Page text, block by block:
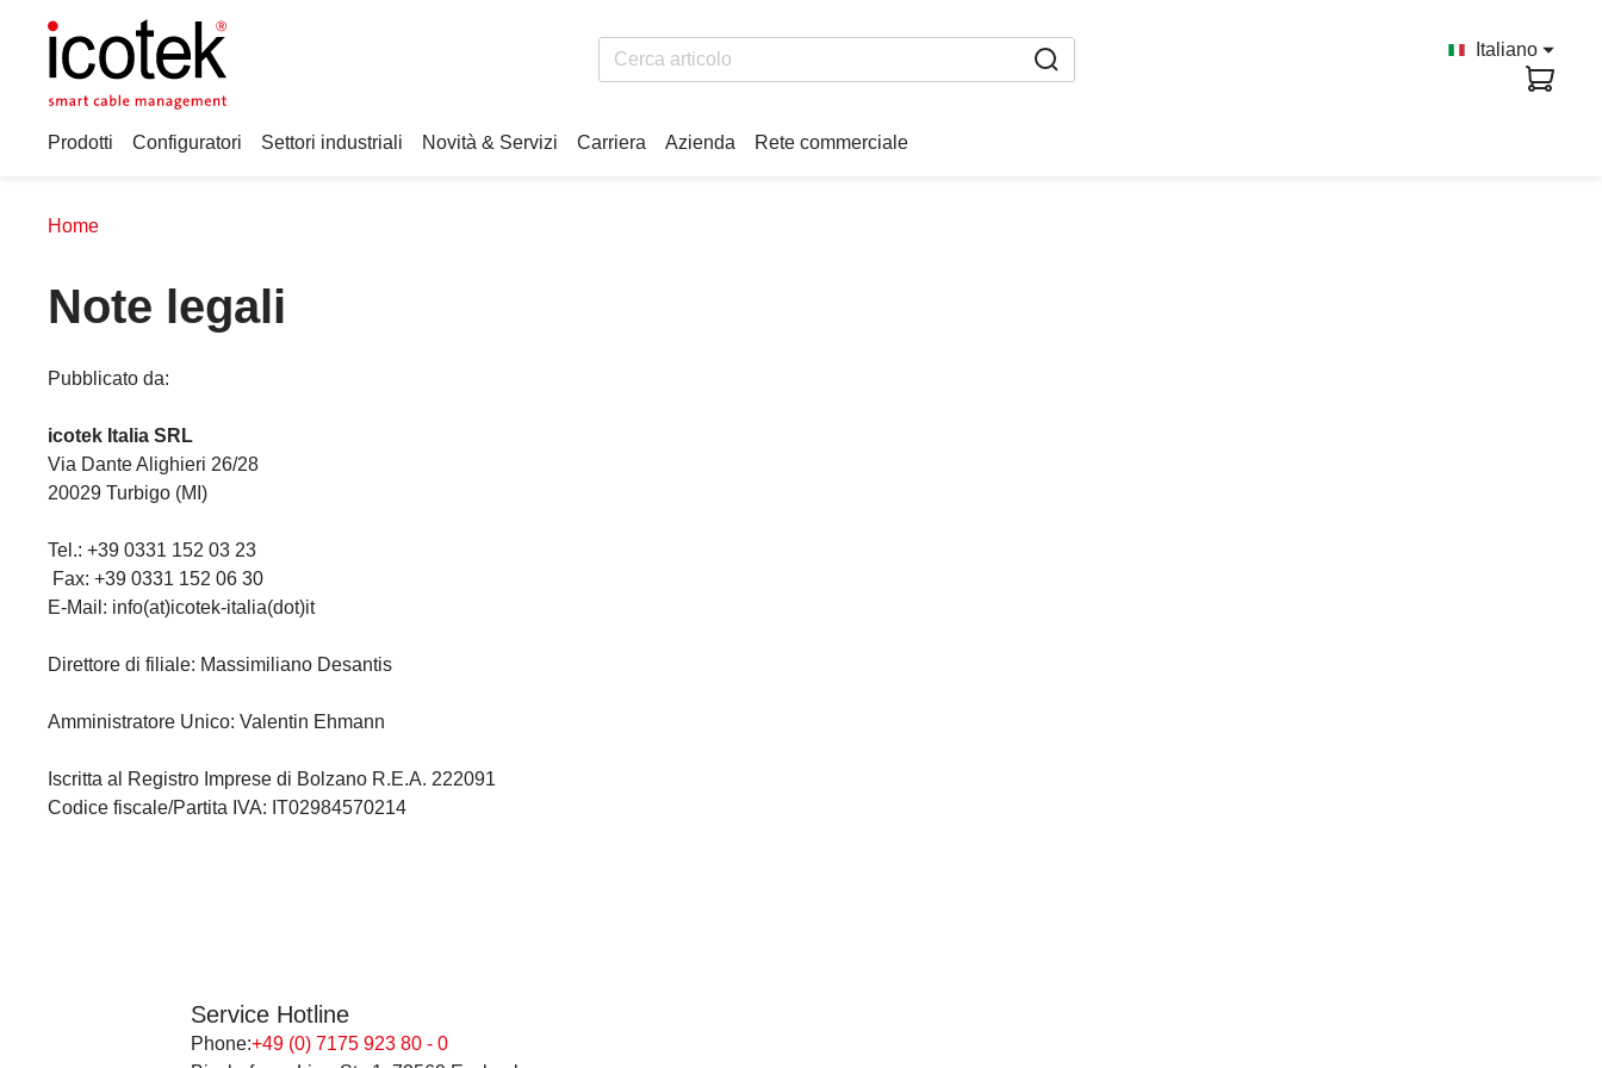
Italiano
Prodotti Configuratori Settori industriali Novità & Servizi Carriera Azienda Rete commerciale
Home
Note legali
Pubblicato da:
icotek Italia SRL
Via Dante Alighieri 26/28
20029 Turbigo (MI)
Tel.: +39 0331 152 03 23
Fax: +39 0331 152 06 30
E-Mail: info(at)icotek-italia(dot)it
Direttore di filiale: Massimiliano Desantis
Amministratore Unico: Valentin Ehmann
Iscritta al Registro Imprese di Bolzano R.E.A. 222091
Codice fiscale/Partita IVA: IT02984570214
Service Hotline
Phone:+49 (0) 7175 923 80 - 0